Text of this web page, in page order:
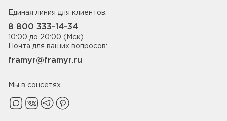
Единая линия для клиентов:
8 800 333-14-34
10:00 до 20:00 (Мск)
Почта для ваших вопросов:
framyr@framyr.ru
Мы в соцсетях